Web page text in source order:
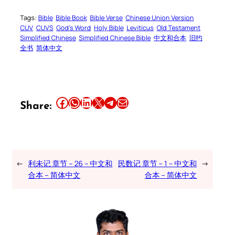
Tags: Bible Bible Book Bible Verse Chinese Union Version
CUV CUVS God’s Word Holy Bible Leviticus Old Testament
Simplified Chinese Simplified Chinese Bible 中文和合本 旧约
全书 简体中文
Share: Share this article on Facebook Share this article on WhatsApp Share this article on LinkedIn Share this article on X Share this article on TelegramEmail this Article
← 利未记 章节 – 26 – 中文和
合本 – 简体中文
民数记 章节 – 1 – 中文和
合本 – 简体中文
→